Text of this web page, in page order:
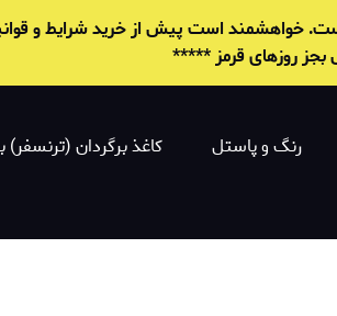
خواهشمند است پیش از خرید شرایط و
روزهای قرمز *****
رنگ و پاستل
کاغذ برگردان (ترنسفر)